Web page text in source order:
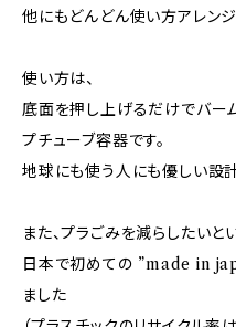
他にもどんどん使い方アレンジ
使い方は、
底面を押し上げるだけでバー
プチューブ容器です。
地球にも使う人にも優しい設
また、プラごみを減らしたいと
日本で初めての ”made in
ました